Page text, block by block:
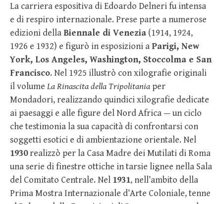
La carriera espositiva di Edoardo Delneri fu intensa
e di respiro internazionale. Prese parte a numerose
edizioni dellaBiennale di Venezia (1914, 1924,
1926 e 1932) e figurò in esposizioni aParigi, New
York, Los Angeles, Washington, Stoccolma e San
Francisco. Nel 1925 illustrò con xilografie originali
il volume La Rinascita della Tripolitania per
Mondadori, realizzando quindici xilografie dedicate
ai paesaggi e alle figure del Nord Africa — un ciclo
che testimonia la sua capacità di confrontarsi con
soggetti esotici e di ambientazione orientale. Nel
1930realizzò per la Casa Madre dei Mutilati di Roma
una serie di finestre ottiche in tarsie lignee nella Sala
del Comitato Centrale. Nel 1931, nell’ambito della
Prima Mostra Internazionale d’Arte Coloniale, tenne